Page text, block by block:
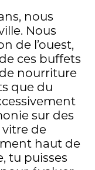
nous
Nous
de l’ouest,
ces buffets
nourriture
que du
sur des
vitre de
haut de
tu puisses